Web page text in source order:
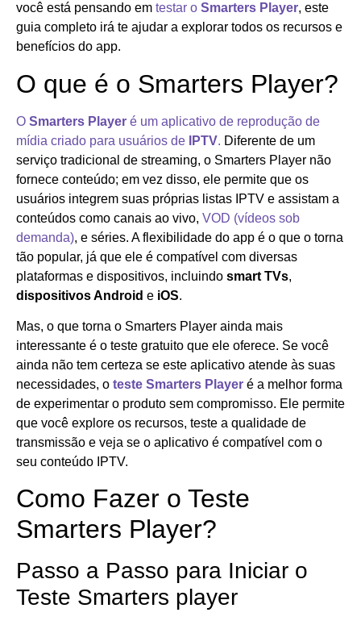
você está pensando em testar o Smarters Player, este
guia completo irá te ajudar a explorar todos os recursos e
benefícios do app.
O que é o Smarters Player?
O Smarters Player é um aplicativo de reprodução de
mídia criado para usuários de
IPTV. Diferente de um
serviço tradicional de streaming, o Smarters Player não
fornece conteúdo; em vez disso, ele permite que os
usuários integrem suas próprias listas IPTV e assistam a
conteúdos como canais ao vivo, VOD (vídeos sob
demanda), e séries. A flexibilidade do app é o que o torna
tão popular, já que ele é compatível com diversas
plataformas e dispositivos, incluindo smart TVs,
dispositivos Android e iOS.
Mas, o que torna o Smarters Player ainda mais
interessante é o teste gratuito que ele oferece. Se você
ainda não tem certeza se este aplicativo atende às suas
necessidades, o teste Smarters Player é a melhor forma
de experimentar o produto sem compromisso. Ele permite
que você explore os recursos, teste a qualidade de
transmissão e veja se o aplicativo é compatível com o
seu conteúdo IPTV.
Como Fazer o Teste
Smarters Player?
Passo a Passo para Iniciar o
Teste Smarters player